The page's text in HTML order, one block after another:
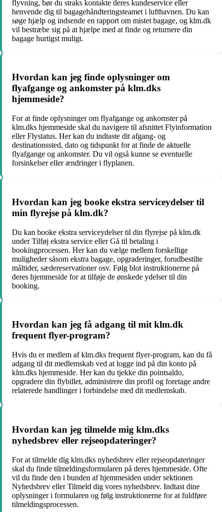
flyvning, bør du straks kontakte deres kundeservice eller
henvende dig til bagagehåndteringsteamet i lufthavnen. Du kan
søge hjælp og indsende en rapport om mistet bagage, og klm.dk
vil bestræbe sig på at hjælpe med at finde og returnere din
bagage hurtigst muligt.
Hvordan kan jeg finde oplysninger om
flyafgange og ankomster på klm.dks
hjemmeside?
For at finde oplysninger om flyafgange og ankomster på
klm.dks hjemmeside skal du navigere til afsnittet Flyinformation
eller Flystatus. Her kan du indtaste dit afgang- og
destinationssted, dato og tidspunkt for at finde de aktuelle
flyafgange og ankomster. Du vil også kunne se eventuelle
forsinkelser eller ændringer i flyplanen.
Hvordan kan jeg booke ekstra serviceydelser til
min flyrejse på klm.dk?
Du kan booke ekstra serviceydelser til din flyrejse på klm.dk
under Tilføj ekstra service eller Gå til betaling i
bookingprocessen. Her kan du vælge mellem forskellige
muligheder såsom ekstra bagage, opgraderinger, forudbestilte
måltider, sædereservationer osv. Følg blot instruktionerne på
deres hjemmeside for at tilføje de ønskede ydelser til din
booking.
Hvordan kan jeg få adgang til mit klm.dk
frequent flyer-program?
Hvis du er medlem af klm.dks frequent flyer-program, kan du få
adgang til dit medlemskab ved at logge ind på din konto på
klm.dks hjemmeside. Her kan du tjekke din pointsaldo,
opgradere din flybillet, administrere din profil og foretage andre
relaterede handlinger i forbindelse med dit medlemskab.
Hvordan kan jeg tilmelde mig klm.dks
nyhedsbrev eller rejseopdateringer?
For at tilmelde dig klm.dks nyhedsbrev eller rejseopdateringer
skal du finde tilmeldingsformularen på deres hjemmeside. Ofte
vil du finde den i bunden af ​​hjemmesiden under sektionen
Nyhedsbrev eller Tilmeld dig vores nyhedsbrev. Indtast dine
oplysninger i formularen og følg instruktionerne for at fuldføre
tilmeldingsprocessen.